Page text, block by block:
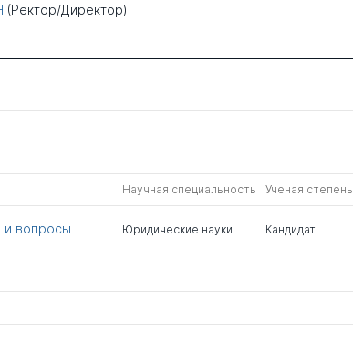
(Ректор/Директор)
Научная специальность Ученая степень
и вопросы
Юридические науки Кандидат